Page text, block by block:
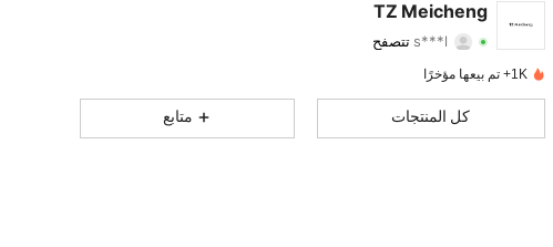
TZ Meicheng
4.62 تقييم 9قطع
4.62
9
114
1K+ تم بيعها مؤخرًا
كل المنتجات متابع